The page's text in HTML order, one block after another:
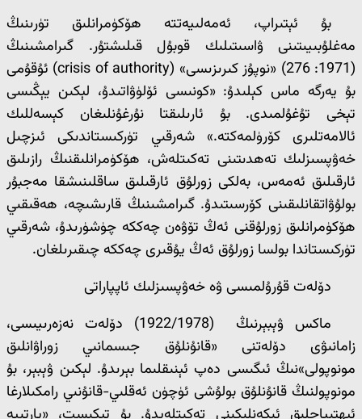
بۇ ئېتىراپ، ئەمەلىيەتتە ھۆكۈمرانلىق تۈرىنىڭ
مەغلۇبىيىتىنى ۋاسىتىلىك قوبۇل قىلىشتۇر. گىرامشىنىڭ
(1971: 276) «نوپۇز كىرىزىسى» (crisis of authority) ئۇقۇمى
بۇ يەرگە ماس كېلىدۇ: «كونىسى ئۆلۈۋاتىدۇ، لېكىن يېڭىسى
تېخى تۇغۇلمىدى. بۇ ئارىلىقتا نۇرغۇنلىغان كېسەللىك
ئالامەتلىرى كۆرۈلمەكتە.» شەرقىي تۈركىستاندىكى ئىزچىل
خەۋپسىزلىك تەھدىتىنى تەكىتلەش، ھۆكۈمرانلىقنىڭ رازىلىق
ئارقىلىق ئەمەس، بەلكى زورلۇق ئارقىلىق ساقلىنىشقا مەجبۇر
بولۇۋاتقانلىقىنى كۆرسىتىدۇ. گىرامشىنىڭ قارىشىچە، ھەقىقىي
ھۆكۈمرانلىق زورلۇقنى ئەڭ تۆۋەن چەككە چۈشۈرىدۇ، شەرقىي
تۈركىستاندا بولسا زورلۇق ئەڭ يۇقىرى چەككە چىقىرىلغان.
دۆلەت قۇرۇلمىسى ۋە خەۋپسىزلىك ئاپپاراتى
ماكس ۋېبېرنىڭ (1922/1978) دۆلەت نەزەرىيىسى،
زامانىۋى دۆلەتنى «قانۇنلۇق جىسمانىي زوراۋانلىق
مونوپولى»نىڭ ئىگىسى دەپ ئېنىقلىما بېرىدۇ. لېكىن ۋېبېر، بۇ
مونوپولنىڭ قانۇنلۇق بولۇشى ئۈچۈن ئەقلىي-قانۇنىي رامكىلارغا